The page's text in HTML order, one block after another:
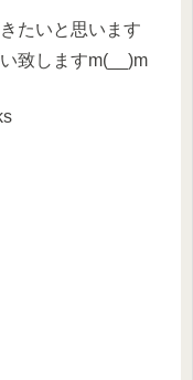
たいと思います
致しますm(__)m